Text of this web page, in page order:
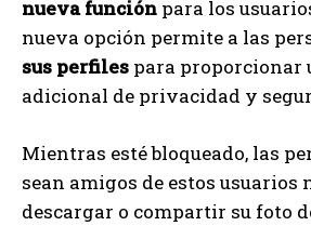
nueva función para los
nueva opción permite a las
sus perfiles para proporcionar
adicional de privacidad y
Mientras esté bloqueado, las
sean amigos de estos usuarios
descargar o compartir su foto